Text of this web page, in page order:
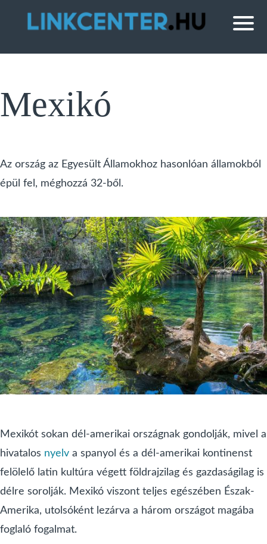
Mexikó
Az ország az Egyesült Államokhoz hasonlóan államokból
épül fel, méghozzá 32-ből.
Mexikót sokan dél-amerikai országnak gondolják, mivel a
hivatalos nyelv a spanyol és a dél-amerikai kontinenst
felölelő latin kultúra végett földrajzilag és gazdaságilag is
délre sorolják. Mexikó viszont teljes egészében Észak-
Amerika, utolsóként lezárva a három országot magába
foglaló fogalmat.